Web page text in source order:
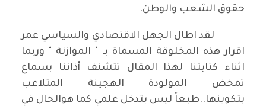
حقوق الشعب والوطن.
لقد اطال الجهل الاقتصادي والسياسي عمر
اقرار هذه المخلوقة المسماة بـ " الموازنة " وربما
اثناء كتابتنا لهذا المقال تتشنف أذاننا بسماع
تمخض المولودة الهجينة المتلاعب
بتكوينها..طبعاً ليس بتدخل علمي كما هوالحال في